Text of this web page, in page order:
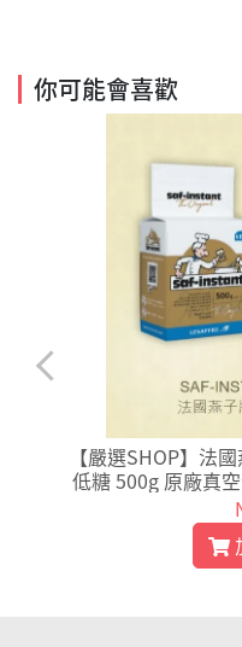
你可能會喜歡
【嚴選SHOP】法
低糖 500g 原廠真